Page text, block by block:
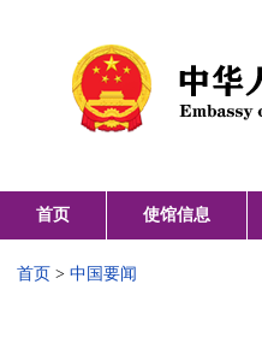
首页 使馆信息
首页 > 中国要闻